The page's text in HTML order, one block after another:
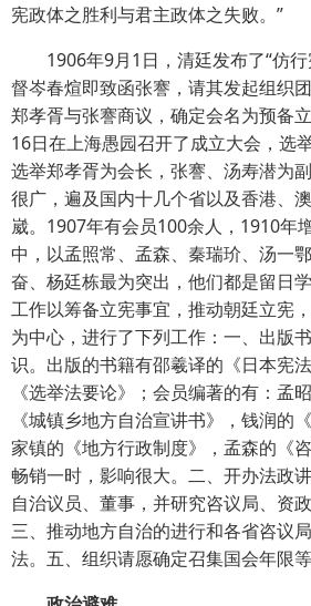
宪政体之胜利与君主政体之失败。”
1906年9月1日，清廷发布了“仿行
督岑春煊即致函张謇，请其发起组织
郑孝胥与张謇商议，确定会名为预备
16日在上海愚园召开了成立大会，选
选举郑孝胥为会长，张謇、汤寿潜为
很广，遍及国内十几个省以及香港、
崴。1907年有会员100余人，1910年
中，以孟照常、孟森、秦瑞玠、汤一
奋、杨廷栋最为突出，他们都是留日
工作以筹备立宪事宜，推动朝廷立宪
为中心，进行了下列工作：一、出版
识。出版的书籍有邵羲译的《日本宪
《选举法要论》；会员编著的有：孟
《城镇乡地方自治宣讲书》，钱润的
家镇的《地方行政制度》，孟森的《
畅销一时，影响很大。二、开办法政
自治议员、董事，并研究咨议局、资
三、推动地方自治的进行和各省咨议
法。五、组织请愿确定召集国会年限等